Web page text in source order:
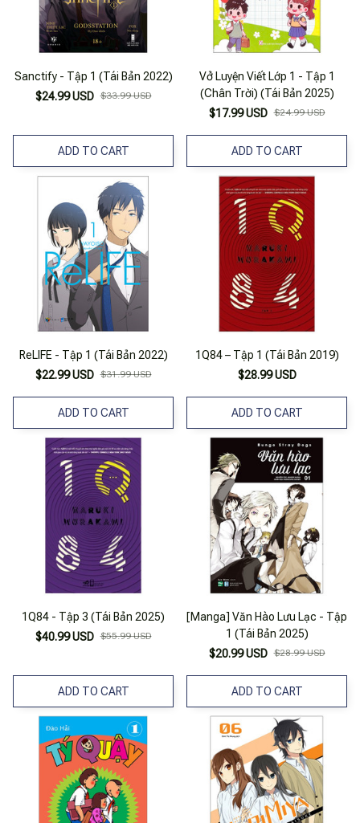
Sanctify - Tập 1 (Tái Bản 2022)
$24.99 USD $33.99 USD
ADD TO CART
Vở Luyện Viết Lớp 1 - Tập 1
(Chân Trời) (Tái Bản 2025)
$17.99 USD $24.99 USD
ADD TO CART
ReLIFE - Tập 1 (Tái Bản 2022)
$22.99 USD $31.99 USD
ADD TO CART
1Q84 – Tập 1 (Tái Bản 2019)
$28.99 USD
ADD TO CART
1Q84 - Tập 3 (Tái Bản 2025)
$40.99 USD $55.99 USD
ADD TO CART
[Manga] Văn Hào Lưu Lạc - Tập
1 (Tái Bản 2025)
$20.99 USD $28.99 USD
ADD TO CART